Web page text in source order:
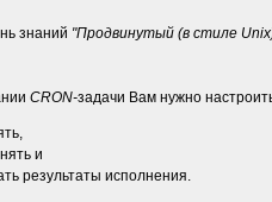
знаний "Продвинутый (в стиле
CRON-задачи Вам нужно
и
результаты исполнения.